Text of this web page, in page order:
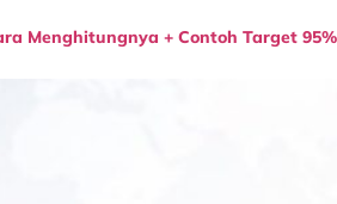
Menghitungnya + Contoh Target